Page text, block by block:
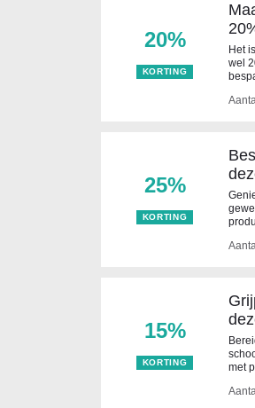
20%
KORTING
Het
wel
25%
KORTING
15%
KORTING
met